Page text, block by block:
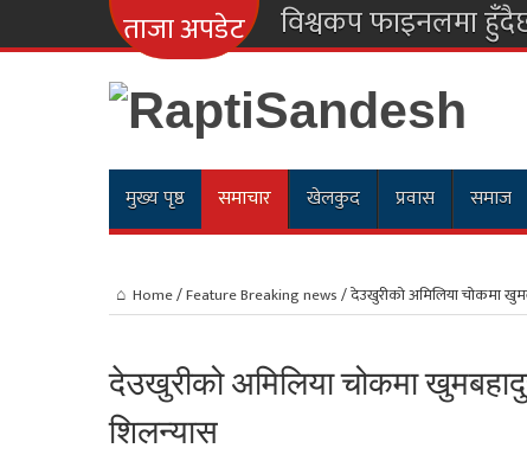
ताजा अपडेट नारायणगढ-म
मुख्य पृष्ठ समाचार खेलकुद प्रवास समाज
Home/Feature Breaking news/देउखुरीको अमिलिया चोकमा
देउखुरीको अमिलिया चोकमा
शिलन्यास